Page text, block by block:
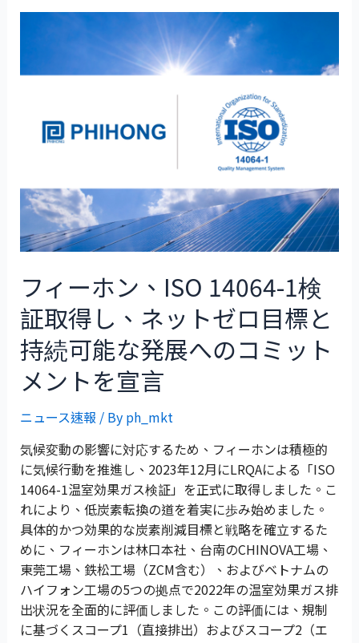
フィーホン、ISO 14064-1検
証取得し、ネットゼロ目標と
持続可能な発展へのコミット
メントを宣言
ニュース速報 / By ph_mkt
気候変動の影響に対応するため、フィーホンは積極的
に気候行動を推進し、2023年12月にLRQAによる「ISO
14064-1温室効果ガス検証」を正式に取得しました。こ
れにより、低炭素転換の道を着実に歩み始めました。
具体的かつ効果的な炭素削減目標と戦略を確立するた
めに、フィーホンは林口本社、台南のCHINOVA工場、
東莞工場、鉄松工場（ZCM含む）、およびベトナムの
ハイフォン工場の5つの拠点で2022年の温室効果ガス排
出状況を全面的に評価しました。この評価には、規制
に基づくスコープ1（直接排出）およびスコープ2（エ